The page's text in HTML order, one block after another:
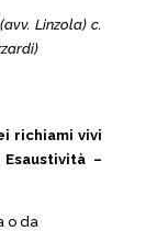
Linzola) c.
richiami vivi
–
o da